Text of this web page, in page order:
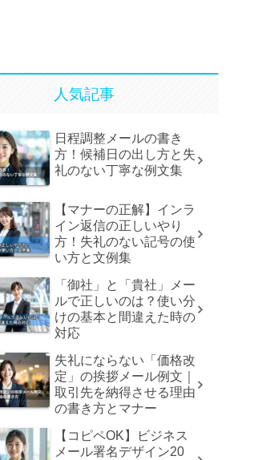
人気記事
日程調整メールの書き
方！候補日の出し方と失
礼のない丁寧な例文集
【マナーの正解】インラ
イン返信の正しいやり
方！失礼のない記号の使
い方と文例集
「御社」と「貴社」メー
ルで正しいのは？使い分
けの基本と間違えた時の
対応
失礼にならない「価格改
定」の挨拶メール例文｜
取引先を納得させる理由
の書き方とマナー
【コピペOK】ビジネス
メール署名デザイン20